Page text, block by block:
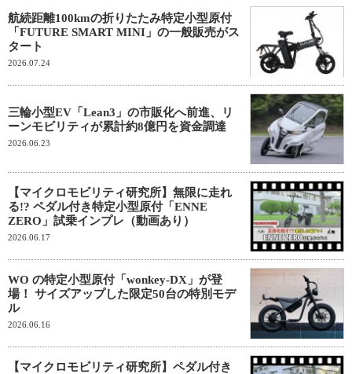
航続距離100kmの折りたたみ特定小型原付
「FUTURE SMART MINI」の一般販売がス
タート
2026.07.24
三輪小型EV「Lean3」の市販化へ前進、リ
ーンモビリティが累計約8億円を資金調達
2026.06.23
【マイクロモビリティ研究所】無限に走れ
る!? ペダル付き特定小型原付「ENNE
ZERO」試乗インプレ（動画あり）
2026.06.17
WO の特定小型原付「wonkey-DX」が登
場！ サイズアップした限定50台の特別モデ
ル
2026.06.16
【マイクロモビリティ研究所】ペダル付き